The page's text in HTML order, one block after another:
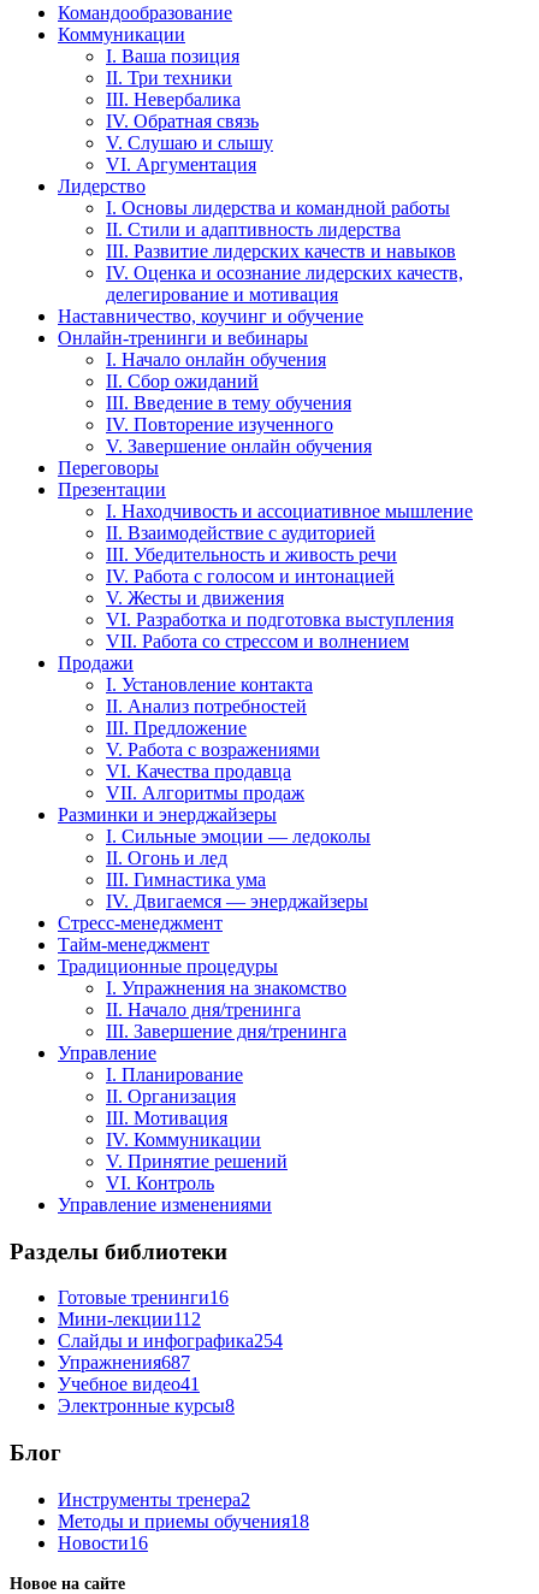
Командообразование
Коммуникации
I. Ваша позиция
II. Три техники
III. Невербалика
IV. Обратная связь
V. Слушаю и слышу
VI. Аргументация
Лидерство
I. Основы лидерства и командной работы
II. Стили и адаптивность лидерства
III. Развитие лидерских качеств и навыков
IV. Оценка и осознание лидерских качеств,
делегирование и мотивация
Наставничество, коучинг и обучение
Онлайн-тренинги и вебинары
I. Начало онлайн обучения
II. Сбор ожиданий
III. Введение в тему обучения
IV. Повторение изученного
V. Завершение онлайн обучения
Переговоры
Презентации
I. Находчивость и ассоциативное мышление
II. Взаимодействие с аудиторией
III. Убедительность и живость речи
IV. Работа с голосом и интонацией
V. Жесты и движения
VI. Разработка и подготовка выступления
VII. Работа со стрессом и волнением
Продажи
I. Установление контакта
II. Анализ потребностей
III. Предложение
V. Работа с возражениями
VI. Качества продавца
VII. Алгоритмы продаж
Разминки и энерджайзеры
I. Сильные эмоции — ледоколы
II. Огонь и лед
III. Гимнастика ума
IV. Двигаемся — энерджайзеры
Стресс-менеджмент
Тайм-менеджмент
Традиционные процедуры
I. Упражнения на знакомство
II. Начало дня/тренинга
III. Завершение дня/тренинга
Управление
I. Планирование
II. Организация
III. Мотивация
IV. Коммуникации
V. Принятие решений
VI. Контроль
Управление изменениями
Разделы библиотеки
Готовые тренинги16
Мини-лекции112
Слайды и инфографика254
Упражнения687
Учебное видео41
Электронные курсы8
Блог
Инструменты тренера2
Методы и приемы обучения18
Новости16
Новое на сайте